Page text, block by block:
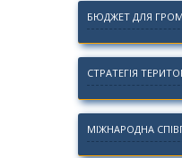
БЮДЖЕТ ДЛЯ
СТРАТЕГІЯ
МІЖНАРОДНА